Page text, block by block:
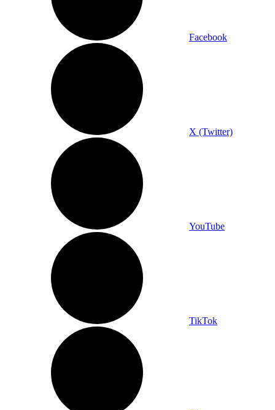
Facebook
X (Twitter)
YouTube
TikTok